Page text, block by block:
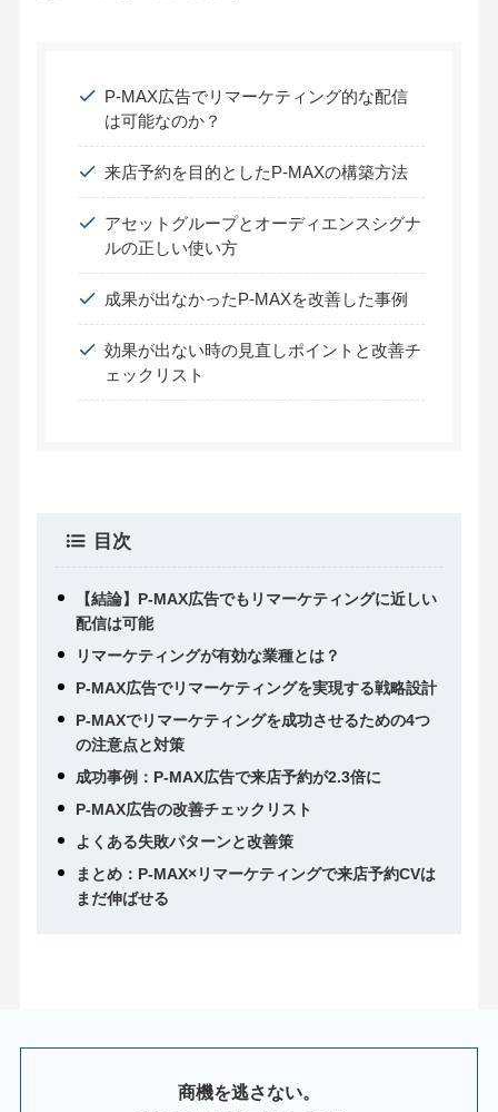
P-MAX広告でリマーケティング的な配信
は可能なのか？
来店予約を目的としたP-MAXの構築方法
アセットグループとオーディエンスシグナ
ルの正しい使い方
成果が出なかったP-MAXを改善した事例
効果が出ない時の見直しポイントと改善チ
ェックリスト
目次
【結論】P-MAX広告でもリマーケティングに近しい
配信は可能
リマーケティングが有効な業種とは？
P-MAX広告でリマーケティングを実現する戦略設計
P-MAXでリマーケティングを成功させるための4つ
の注意点と対策
成功事例：P-MAX広告で来店予約が2.3倍に
P-MAX広告の改善チェックリスト
よくある失敗パターンと改善策
まとめ：P-MAX×リマーケティングで来店予約CVは
まだ伸ばせる
商機を逃さない。